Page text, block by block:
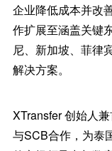
企业降低成本并改
作扩展至涵盖关键
尼、新加坡、菲律
解决方案。
XTransfer 创始人
与SCB合作，为泰